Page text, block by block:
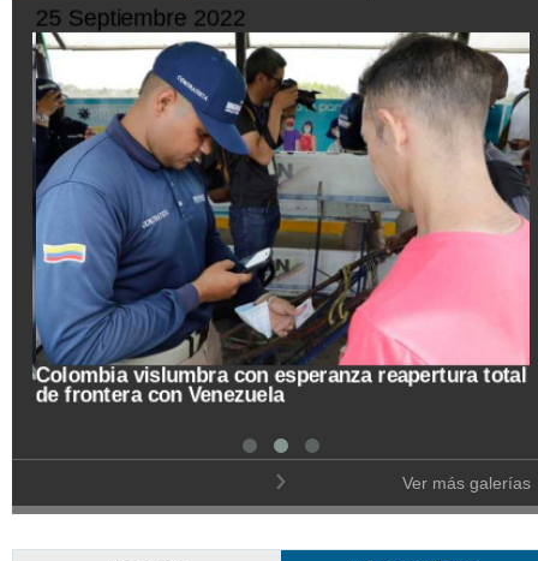
25 Septiembre 2022
Colombia vislumbra con esperanza reapertura total
de frontera con Venezuela
Ver más galerías